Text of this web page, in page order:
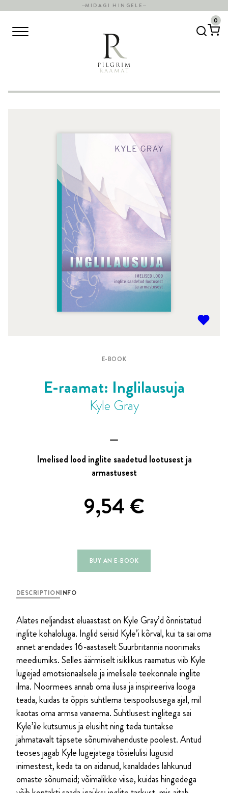
MIDAGI HINGELE
0
E-BOOK
E-raamat: Inglilausuja
Kyle Gray
Imelised lood inglite saadetud lootusest ja
armastusest
9,54€
BUY AN E-BOOK
DESCRIPTIONINFO
Alates neljandast eluaastast on Kyle Gray’d õnnistatud
inglite kohaloluga. Inglid seisid Kyle’i kõrval, kui ta sai oma
annet aren­da­des 16-aastaselt Suurbritannia noorimaks
meediumiks. Selles äärmiselt isiklikus raamatus viib Kyle
lugejad emotsionaalsele ja imelisele teekonnale inglite
ilma. Noormees annab oma ilusa ja inspireeriva looga
teada, kuidas ta õppis suhtlema teispoolsusega ajal, mil
kaotas oma armsa vanaema. Suhtlusest inglitega sai
Kyle’ile kutsumus ja elusiht ning teda tuntakse
jahmatavalt täpsete sõnumi­vahenduste poolest. Antud
teoses jagab Kyle lugejatega tõsielulisi lugusid
inimestest, keda ta on aidanud, kanaldades lahkunud
omaste sõnumeid; võimalikke viise, kuidas hingedega